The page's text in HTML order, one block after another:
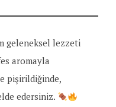
geleneksel lezzeti
aromayla
pişirildiğinde,
edersiniz.